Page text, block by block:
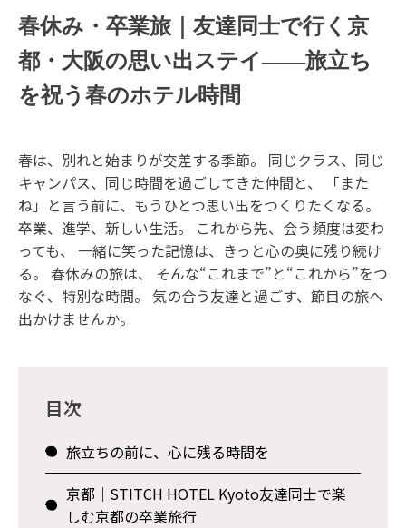
春休み・卒業旅｜友達同士で行く京
都・大阪の思い出ステイ――旅立ち
を祝う春のホテル時間
春は、別れと始まりが交差する季節。 同じクラス、同じ
キャンパス、同じ時間を過ごしてきた仲間と、 「また
ね」と言う前に、もうひとつ思い出をつくりたくなる。
卒業、進学、新しい生活。 これから先、会う頻度は変わ
っても、 一緒に笑った記憶は、きっと心の奥に残り続け
る。 春休みの旅は、 そんな“これまで”と“これから”をつ
なぐ、特別な時間。 気の合う友達と過ごす、節目の旅へ
出かけませんか。
目次
旅立ちの前に、心に残る時間を
京都｜STITCH HOTEL Kyoto――友達同士で楽
しむ京都の卒業旅行